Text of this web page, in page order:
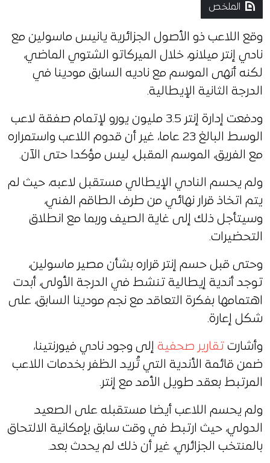
الملخص
وقع اللاعب ذو الأصول الجزائرية يانيس ماسولين مع
نادي إنتر ميلانو، خلال الميركاتو الشتوي الماضي،
لكنه أنهى الموسم مع ناديه السابق مودينا في
الدرجة الثانية الإيطالية.
ودفعت إدارة إنتر 3.5 مليون يورو لإتمام صفقة لاعب
الوسط البالغ 23 عاما، غير أن قدوم اللاعب واستمراره
مع الفريق، الموسم المقبل، ليس مؤكدا حتى الآن.
ولم يحسم النادي الإيطالي مستقبل لاعبه، حيث لم
يتم اتخاذ قرار نهائي من طرف الطاقم الفني،
وسيتأجل ذلك إلى غاية الصيف وربما مع انطلاق
التحضيرات.
وحتى قبل حسم إنتر قراره بشأن مصير ماسولين،
توجد أندية إيطالية تنشط في الدرجة الأولى، أبدت
اهتمامها بفكرة التعاقد مع نجم مودينا السابق، على
شكل إعارة.
وأشارت تقارير صحفية إلى وجود نادي فيورنتينا،
ضمن قائمة الأندية التي تُريد الظفر بخدمات اللاعب
المرتبط بعقد طويل الأمد مع إنتر.
ولم يحسم اللاعب أيضا مستقبله على الصعيد
الدولي، حيث ارتبط في وقت سابق بإمكانية الالتحاق
بالمنتخب الجزائري، غير أن ذلك لم يحدث بعد.